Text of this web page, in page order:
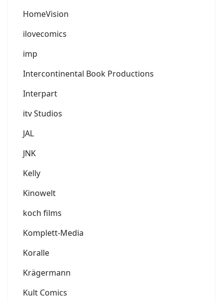
HomeVision
ilovecomics
imp
Intercontinental Book Productions
Interpart
itv Studios
JAL
JNK
Kelly
Kinowelt
koch films
Komplett-Media
Koralle
Krägermann
Kult Comics